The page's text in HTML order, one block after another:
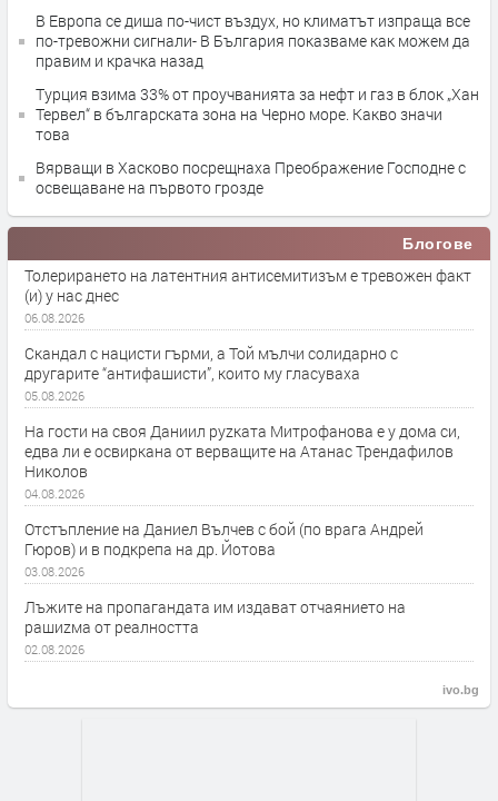
В Европа се диша по-чист въздух, но климатът изпраща все
по-тревожни сигнали- В България показваме как можем да
правим и крачка назад
Турция взима 33% от проучванията за нефт и газ в блок „Хан
Тервел“ в българската зона на Черно море. Какво значи
това
Вярващи в Хасково посрещнаха Преображение Господне с
освещаване на първото грозде
Блогове
Толерирането на латентния антисемитизъм е тревожен факт
(и) у нас днес
06.08.2026
Скандал с нацисти гърми, а Той мълчи солидарно с
другарите “антифашисти”, които му гласуваха
05.08.2026
На гости на своя Даниил руzката Митрофанова е у дома си,
едва ли е освиркана от верващите на Атанас Трендафилов
Николов
04.08.2026
Отстъпление на Даниел Вълчев с бой (по врага Андрей
Гюров) и в подкрепа на др. Йотова
03.08.2026
Лъжите на пропагандата им издават отчаянието на
рашиzма от реалността
02.08.2026
ivo.bg